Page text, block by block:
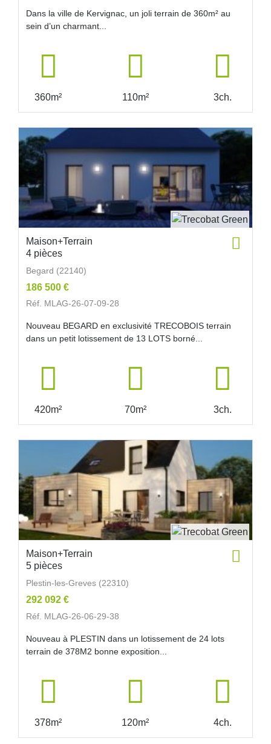
Dans la ville de Kervignac, un joli terrain de 360m² au
sein d’un charmant...
360m² 110m² 3ch.
Maison+Terrain
4 pièces
Begard (22140)
186 500 €
Réf. MLAG-26-07-09-28
Nouveau BEGARD en exclusivité TRECOBOIS terrain
dans un petit lotissement de 13 LOTS borné...
420m² 70m² 3ch.
Maison+Terrain
5 pièces
Plestin-les-Greves (22310)
292 092 €
Réf. MLAG-26-06-29-38
Nouveau à PLESTIN dans un lotissement de 24 lots
terrain de 378M2 bonne exposition...
378m² 120m² 4ch.